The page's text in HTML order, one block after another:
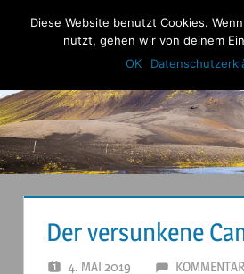
Anderstouren
Der versunkene
4. MAI 2019
Diese Website benutzt Cookies.
nutzt, gehen wir von deinem
OK